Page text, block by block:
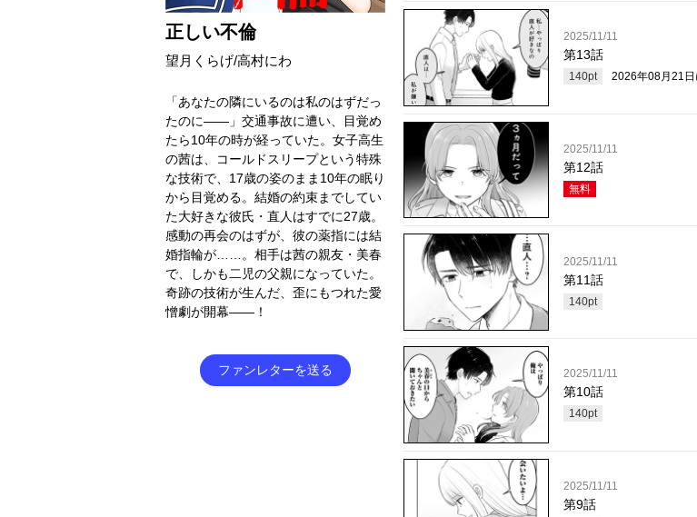
正しい不倫
望月くらげ/高村にわ
「あなたの隣にいるのは私のはずだっ
たのに――」交通事故に遭い、目覚め
たら10年の時が経っていた。女子高生
の茜は、コールドスリープという特殊
な技術で、17歳の姿のまま10年の眠り
から目覚める。結婚の約束までしてい
た大好きな彼氏・直人はすでに27歳。
感動の再会のはずが、彼の薬指には結
婚指輪が……。相手は茜の親友・美春
で、しかも二児の父親になっていた。
奇跡の技術が生んだ、歪にもつれた愛
憎劇が開幕――！
ファンレターを送る
2025/11/11
第13話
140pt 2026年08月21日
2025/11/11
第12話
無料
2025/11/11
第11話
140pt
2025/11/11
第10話
140pt
2025/11/11
第9話